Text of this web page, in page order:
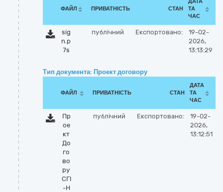
ФАЙЛ ПРИВАТНІСТЬ СТАН
ТА
ЧАС
sig
n.p
7s
публічний Експортовано:
19-02-
2026,
13:13:29
Тип документа: Проект договору
ФАЙЛ ПРИВАТНІСТЬ СТАН
ДАТА
ТА
ЧАС
Пр
ое
кт
До
го
во
ру
СГІ
-Н
публічний Експортовано:
19-02-
2026,
13:12:51